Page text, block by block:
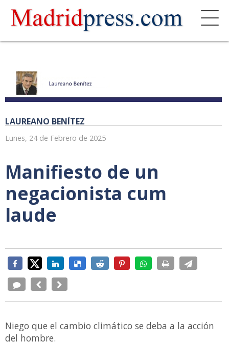
LAUREANO BENÍTEZ
Lunes, 24 de Febrero de 2025
Manifiesto de un
negacionista cum
laude
Niego que el cambio climático se deba a la acción
del hombre.